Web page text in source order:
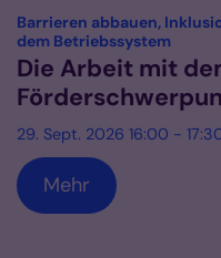
Barrieren abbauen,
dem Betriebssystem:
Die Arbeit mit
29. Sept. 2026 16:00 -
Mehr